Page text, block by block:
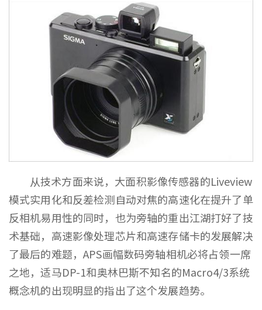
从技术方面来说，大面积影像传感器的Liveview
模式实用化和反差检测自动对焦的高速化在提升了单
反相机易用性的同时，也为旁轴的重出江湖打好了技
术基础，高速影像处理芯片和高速存储卡的发展解决
了最后的难题，APS画幅数码旁轴相机必将占领一席
之地，适马DP-1和奥林巴斯不知名的Macro4/3系统
概念机的出现明显的指出了这个发展趋势。